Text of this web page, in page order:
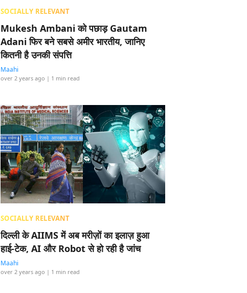
SOCIALLY RELEVANT
Mukesh Ambani को पछाड़ Gautam
Adani फिर बने सबसे अमीर भारतीय, जानिए
कितनी है उनकी संपत्ति
Maahi
over 2 years ago | 1 min read
SOCIALLY RELEVANT
दिल्ली के AIIMS में अब मरीज़ों का इलाज़ हुआ
हाई-टेक, AI और Robot से हो रही है जांच
Maahi
over 2 years ago | 1 min read